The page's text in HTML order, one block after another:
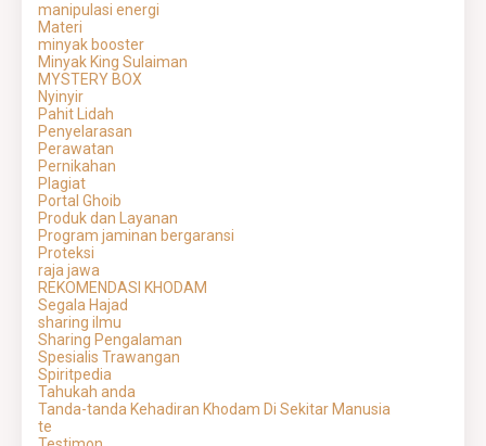
manipulasi energi
Materi
minyak booster
Minyak King Sulaiman
MYSTERY BOX
Nyinyir
Pahit Lidah
Penyelarasan
Perawatan
Pernikahan
Plagiat
Portal Ghoib
Produk dan Layanan
Program jaminan bergaransi
Proteksi
raja jawa
REKOMENDASI KHODAM
Segala Hajad
sharing ilmu
Sharing Pengalaman
Spesialis Trawangan
Spiritpedia
Tahukah anda
Tanda-tanda Kehadiran Khodam Di Sekitar Manusia
te